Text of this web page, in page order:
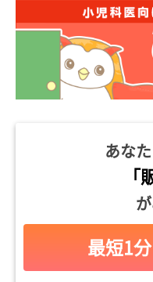
あな
「
最短1分